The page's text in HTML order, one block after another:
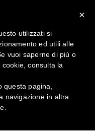
Mandil
×
utilizzati si
ed utili alle
vuoi saperne di più o
consulta la
pagina,
navigazione in altra